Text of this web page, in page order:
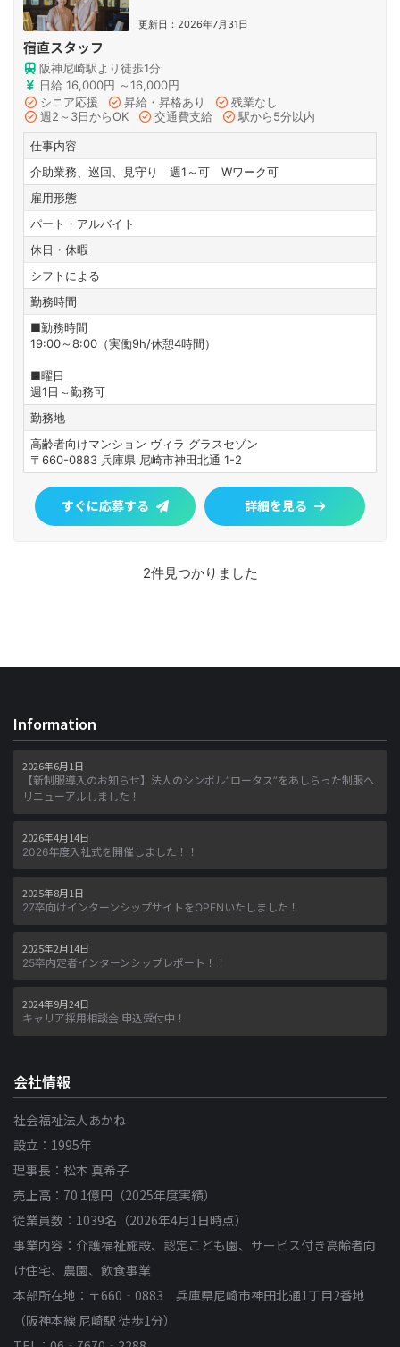
更新日：2026年7月31日
宿直スタッフ
阪神尼崎駅より徒歩1分
日給 16,000円 ～16,000円
シニア応援
昇給・昇格あり
残業なし
週2～3日からOK
交通費支給 駅から5分以内
仕事内容
介助業務、巡回、見守り 週1～可 Wワーク可
雇用形態
パート・アルバイト
休日・休暇
シフトによる
勤務時間
■勤務時間
19:00～8:00（実働9h/休憩4時間）
■曜日
週1日～勤務可
勤務地
高齢者向けマンション ヴィラ グラスセゾン
〒660-0883 兵庫県 尼崎市神田北通 1-2
すぐに応募する 詳細を見る
2件見つかりました
Information
【新制服導入のお知らせ】法人のシンボル“ロータス”をあしらった制服へ
リニューアルしました！
2026年6月1日
2026年度入社式を開催しました！！
2026年4月14日
27卒向けインターンシップサイトをOPENいたしました！
2025年8月1日
25卒内定者インターンシップレポート！！
2025年2月14日
キャリア採用相談会 申込受付中！
2024年9月24日
会社情報
社会福祉法人あかね
設立：1995年
理事長：松本 真希子
売上高：70.1億円（2025年度実績）
従業員数：1039名（2026年4月1日時点）
事業内容：介護福祉施設、認定こども園、サービス付き高齢者向
け住宅、農園、飲食事業
本部所在地：〒660‐0883 兵庫県尼崎市神田北通1丁目2番地
（阪神本線 尼崎駅 徒歩1分）